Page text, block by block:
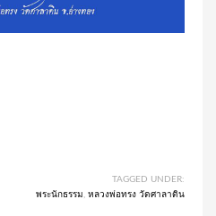
TAGGED UNDER:
พระนักธรรม หลวงพ่อทรง วัดศาลาดิน